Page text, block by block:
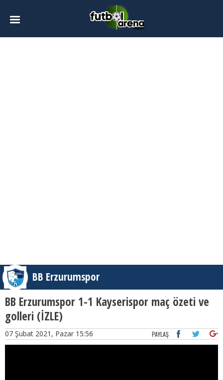
BB Erzurumspor
BB Erzurumspor 1-1 Kayserispor maç özeti ve
golleri (İZLE)
07 Şubat 2021, Pazar 15:56 PAYLAŞ